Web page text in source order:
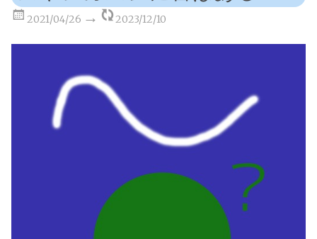
2021/04/26 2023/12/10